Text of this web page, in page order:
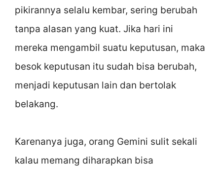
pikirannya selalu kembar, sering berubah
tanpa alasan yang kuat. Jika hari ini
mereka mengambil suatu keputusan, maka
besok keputusan itu sudah bisa berubah,
menjadi keputusan lain dan bertolak
belakang.
Karenanya juga, orang Gemini sulit sekali
kalau memang diharapkan bisa